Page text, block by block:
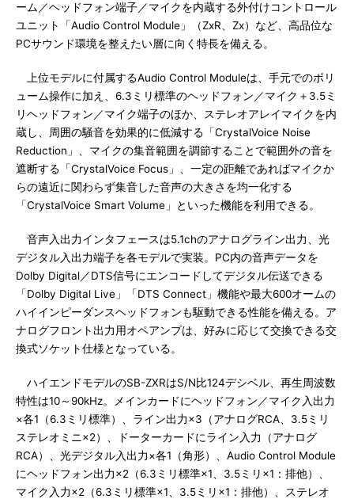
ーム／ヘッドフォン端子／マイクを内蔵する外付けコントロール
ユニット「Audio Control Module」（ZxR、Zx）など、高品位な
PCサウンド環境を整えたい層に向く特長を備える。
上位モデルに付属するAudio Control Moduleは、手元でのボリ
ューム操作に加え、6.3ミリ標準のヘッドフォン／マイク＋3.5ミ
リヘッドフォン／マイク端子のほか、ステレオアレイマイクを内
蔵し、周囲の騒音を効果的に低減する「CrystalVoice Noise
Reduction」、マイクの集音範囲を調節することで範囲外の音を
遮断する「CrystalVoice Focus」、一定の距離であればマイクか
らの遠近に関わらず集音した音声の大きさを均一化する
「CrystalVoice Smart Volume」といった機能を利用できる。
音声入出力インタフェースは5.1chのアナログライン出力、光
デジタル入出力端子を各モデルで実装。PC内の音声データを
Dolby Digital／DTS信号にエンコードしてデジタル伝送できる
「Dolby Digital Live」「DTS Connect」機能や最大600オームの
ハイインピーダンスヘッドフォンも駆動できる性能を備える。ア
ナログフロント出力用オペアンプは、好みに応じて交換できる交
換式ソケット仕様となっている。
ハイエンドモデルのSB-ZXRはS/N比124デシベル、再生周波数
特性は10～90kHz。メインカードにヘッドフォン／マイク入出力
×各1（6.3ミリ標準）、ライン出力×3（アナログRCA、3.5ミリ
ステレオミニ×2）、ドーターカードにライン入力（アナログ
RCA）、光デジタル入出力×各1（角形）、Audio Control Module
にヘッドフォン出力×2（6.3ミリ標準×1、3.5ミリ×1：排他）、
マイク入力×2（6.3ミリ標準×1、3.5ミリ×1：排他）、ステレオ